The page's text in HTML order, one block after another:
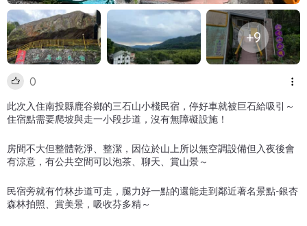
+9
0
此次入住南投縣鹿谷鄉的三石山小棧民宿，停好車就被巨石給吸引～
住宿點需要爬坡與走一小段步道，沒有無障礙設施！
房間不大但整體乾淨、整潔，因位於山上所以無空調設備但入夜後會
有涼意，有公共空間可以泡茶、聊天、賞山景～
民宿旁就有竹林步道可走，腿力好一點的還能走到鄰近著名景點-銀杏
森林拍照、賞美景，吸收芬多精～